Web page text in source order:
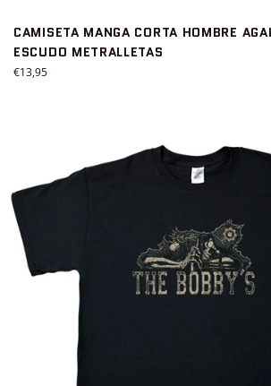
CAMISETA MANGA CORTA HOMBRE
ESCUDO METRALLETAS
Precio
€13,95